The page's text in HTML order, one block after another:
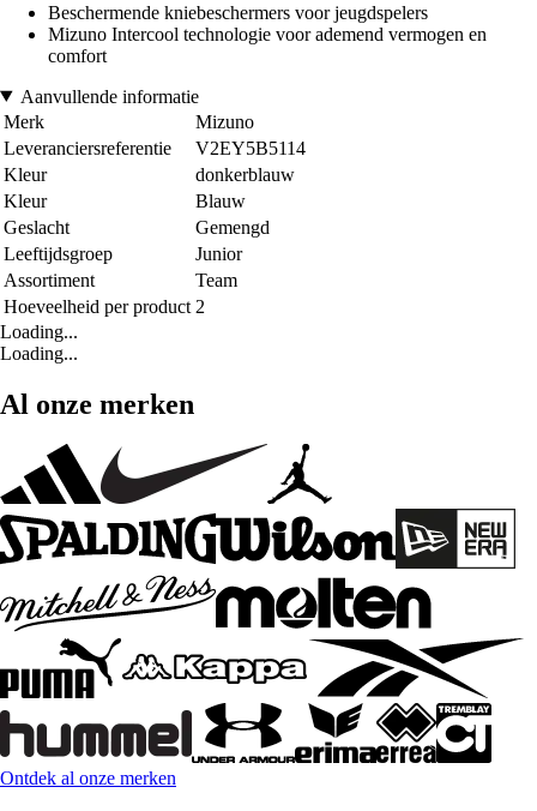
Beschermende kniebeschermers voor jeugdspelers
Mizuno Intercool technologie voor ademend vermogen en
comfort
Aanvullende informatie
Merk
Mizuno
Leveranciersreferentie
V2EY5B5114
Kleur
donkerblauw
Kleur
Blauw
Geslacht
Gemengd
Leeftijdsgroep
Junior
Assortiment
Team
Hoeveelheid per product 2
Loading...
Loading...
Al onze merken
Ontdek al onze merken